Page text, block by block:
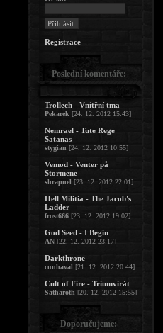
Registrace
Poslední komentáře:
Trollech - Vnitřní tma
Pekarek [24. 12. 2012 15:43]
Nemrael - Tute Rege
Satanas
stygian [24. 12. 2012 10:55]
Vemod - Venter på
Stormene
shrapnel [23. 12. 2012 22:01]
Hell Militia - The Jacob's
Ladder
frost666 [23. 12. 2012 19:02]
God Seed - I Begin
AN [22. 12. 2012 23:17]
Darkthrone
cunhaval [21. 12. 2012 20:44]
Cult of Fire - Triumvirát
Satharoth [20. 12. 2012 15:55]
Doporučujeme: